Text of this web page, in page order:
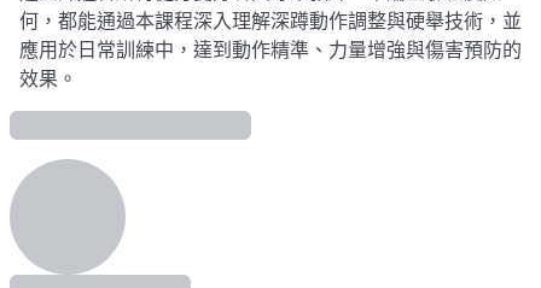
何，都能通過本課程深入理解深蹲動作調整與硬舉技術，並
應用於日常訓練中，達到動作精準、力量增強與傷害預防的
效果。